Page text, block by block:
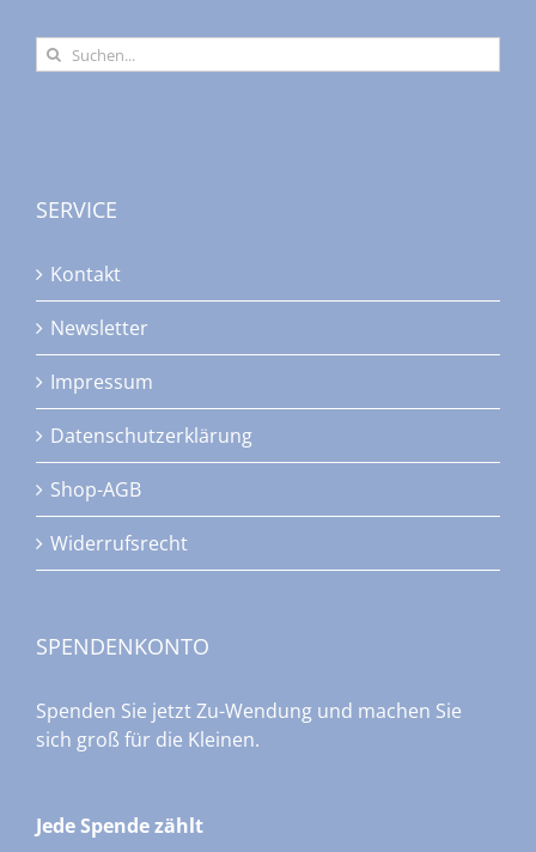
Suche
nach:
SERVICE
Kontakt
Newsletter
Impressum
Datenschutzerklärung
Shop-AGB
Widerrufsrecht
SPENDENKONTO
Spenden Sie jetzt Zu-Wendung und machen Sie
sich groß für die Kleinen.
Jede Spende zählt